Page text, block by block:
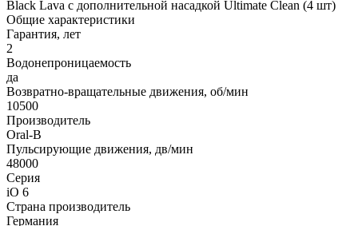
Black Lava с дополнительной насадкой Ultimate Clean (4 шт)
Общие характеристики
Гарантия, лет
2
Водонепроницаемость
да
Возвратно-вращательные движения, об/мин
10500
Производитель
Oral-B
Пульсирующие движения, дв/мин
48000
Серия
iO 6
Страна производитель
Германия